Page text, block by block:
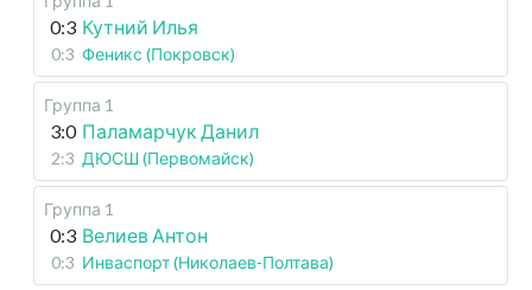
0:3 Кутний Илья
0:3 Феникс (Покровск)
Группа 1
3:0 Паламарчук Данил
2:3 ДЮСШ (Первомайск)
Группа 1
0:3 Велиев Антон
0:3 Инваспорт (Николаев-Полтава)